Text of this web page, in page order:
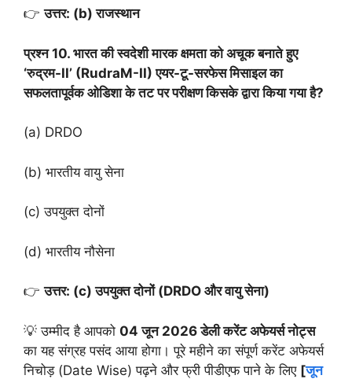
👉उत्तर: (b) राजस्थान
प्रश्न 10. भारत की स्वदेशी मारक क्षमता को अचूक बनाते हुए
‘रुद्रम-II’ (RudraM-II) एयर-टू-सरफेस मिसाइल का
सफलतापूर्वक ओडिशा के तट पर परीक्षण किसके द्वारा किया गया है?
(a) DRDO
(b) भारतीय वायु सेना
(c) उपयुक्त दोनों
(d) भारतीय नौसेना
👉उत्तर: (c) उपयुक्त दोनों (DRDO और वायु सेना)
💡 उम्मीद है आपको 04 जून 2026 डेली करेंट अफेयर्स नोट्स
का यह संग्रह पसंद आया होगा। पूरे महीने का संपूर्ण करेंट अफेयर्स
निचोड़ (Date Wise) पढ़ने और फ्री पीडीएफ पाने के लिए [जून